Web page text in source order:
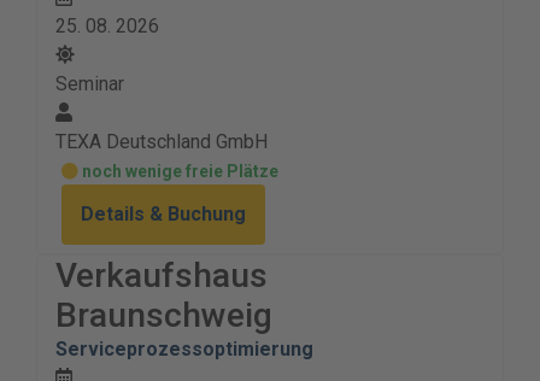
25. 08. 2026
Seminar
TEXA Deutschland GmbH
noch wenige freie Plätze
Details & Buchung
Verkaufshaus
Braunschweig
Serviceprozessoptimierung